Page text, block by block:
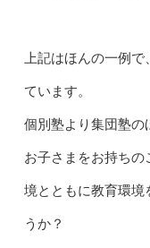
上記はほんの一例
ています。
個別塾より集団塾の
お子さまをお持ち
境とともに教育環境
うか？